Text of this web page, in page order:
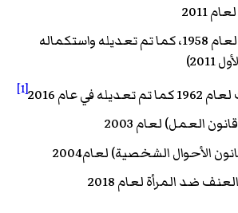
2011
قانون الجنسية لعام 1958، كما تم تعديله واستكماله
في عام 2016
[1]
العمل) لعام 2003
الأحوال الشخصية) لعام2004
ضد المرأة لعام 2018